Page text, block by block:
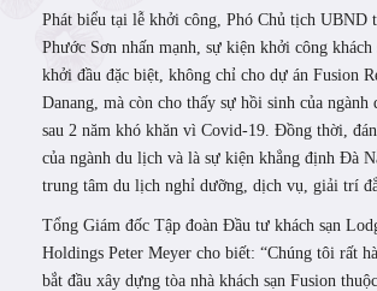
Phát biểu tại lễ khởi công, Phó Chủ tịch UBND
Phước Sơn nhấn mạnh, sự kiện khởi công
khởi đầu đặc biệt, không chỉ cho dự án Fusion
Danang, mà còn cho thấy sự hồi sinh của
sau 2 năm khó khăn vì Covid-19. Đồng thời,
của ngành du lịch và là sự kiện khẳng định Đà
trung tâm du lịch nghỉ dưỡng, dịch vụ, giải trí
Tổng Giám đốc Tập đoàn Đầu tư khách sạn
Holdings Peter Meyer cho biết: “Chúng tôi rất
bắt đầu xây dựng tòa nhà khách sạn Fusion